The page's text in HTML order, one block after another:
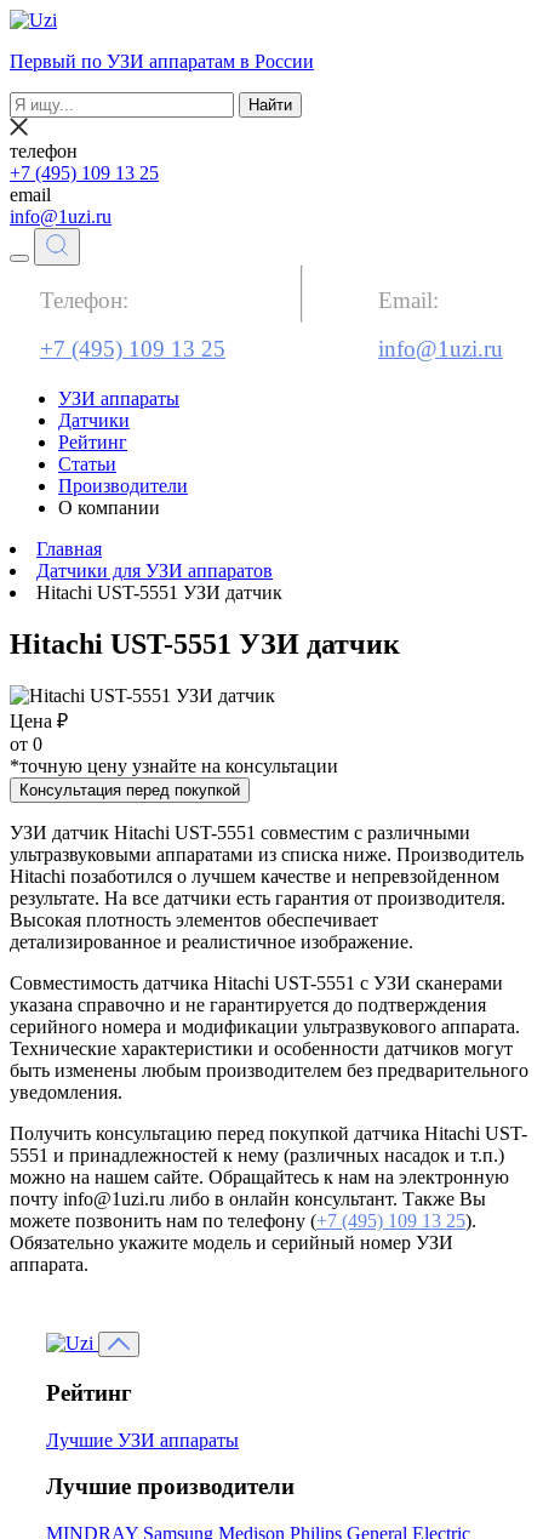
Первый по УЗИ аппаратам в России
Найти
телефон
+7 (495) 109 13 25
email
info@1uzi.ru
Телефон:
+7 (495) 109 13 25
Email:
info@1uzi.ru
УЗИ аппараты
Датчики
Рейтинг
Статьи
Производители
О компании
Главная
Датчики для УЗИ аппаратов
Hitachi UST-5551 УЗИ датчик
Hitachi UST-5551 УЗИ датчик
Цена ₽
от 0
*точную цену узнайте на консультации
Консультация перед покупкой
УЗИ датчик Hitachi UST-5551 совместим с различными
ультразвуковыми аппаратами из списка ниже. Производитель
Hitachi позаботился о лучшем качестве и непревзойденном
результате. На все датчики есть гарантия от производителя.
Высокая плотность элементов обеспечивает
детализированное и реалистичное изображение.
Совместимость датчика Hitachi UST-5551 с УЗИ сканерами
указана справочно и не гарантируется до подтверждения
серийного номера и модификации ультразвукового аппарата.
Технические характеристики и особенности датчиков могут
быть изменены любым производителем без предварительного
уведомления.
Получить консультацию перед покупкой датчика Hitachi UST-
5551 и принадлежностей к нему (различных насадок и т.п.)
можно на нашем сайте. Обращайтесь к нам на электронную
почту info@1uzi.ru либо в онлайн консультант. Также Вы
можете позвонить нам по телефону (+7 (495) 109 13 25).
Обязательно укажите модель и серийный номер УЗИ
аппарата.
Рейтинг
Лучшие УЗИ аппараты
Лучшие производители
MINDRAY Samsung Medison Philips General Electric